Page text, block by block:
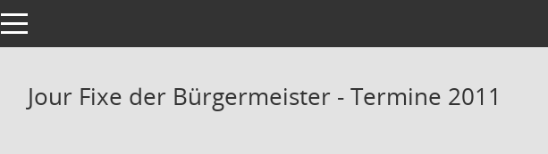
Toggle navigation
Jour Fixe der Bürgermeister - Termine 2011